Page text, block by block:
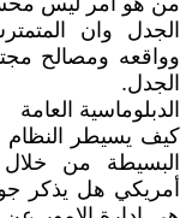
الجدل وان
وواقعه ومصالح
الجدل.
الدبلوماسية العامة
كيف يسيطر النظام
البسيطة من خلال
أمريكي هل يذكر